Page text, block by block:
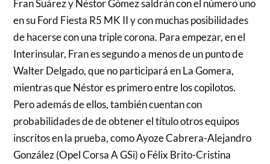
Fran Suárez y Néstor Gómez saldrán con el número uno
en su Ford Fiesta R5 MK II y con muchas posibilidades
de hacerse con una triple corona. Para empezar, en el
Interinsular, Fran es segundo a menos de un punto de
Walter Delgado, que no participará en La Gomera,
mientras que Néstor es primero entre los copilotos.
Pero además de ellos, también cuentan con
probabilidades de de obtener el título otros equipos
inscritos en la prueba, como Ayoze Cabrera-Alejandro
González (Opel Corsa A GSi) o Félix Brito-Cristina